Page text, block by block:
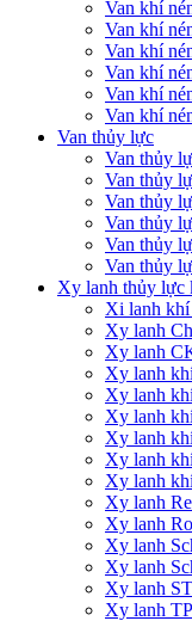
Van khí
Van khí
Van khí
Van khí
Van khí
Van khí
Van thủy lực
Van thủy
Van thủy
Van thủy
Van thủy
Van thủy
Van thủy
Xy lanh thủy lực
Xi lanh
Xy lanh
Xy lanh
Xy lanh
Xy lanh
Xy lanh
Xy lanh
Xy lanh
Xy lanh
Xy lanh
Xy lanh
Xy lanh
Xy lanh
Xy lanh
Xy lanh